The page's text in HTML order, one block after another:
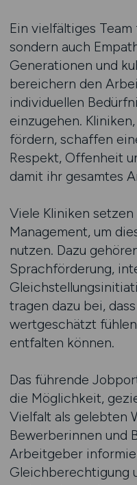
Ein vielfältiges
sondern auch
Generationen und
bereichern den
individuellen
einzugehen.
fördern, schaffen
Respekt, Offenheit
damit ihr gesamtes
Viele Kliniken
Management, um
nutzen. Dazu
Sprachförderung,
tragen dazu bei,
wertgeschätzt
entfalten können.
Das führende
die Möglichkeit,
Vielfalt als gelebten
Bewerberinnen und
Arbeitgeber
Gleichberechtigung